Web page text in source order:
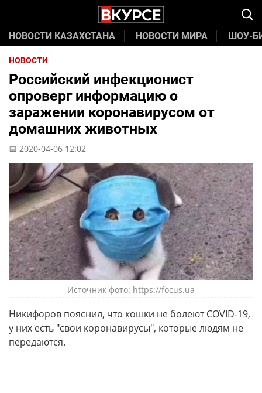
НОВОСТИ КАЗАХСТАНА НОВОСТИ МИРА ШОУ-
НОВОСТИ
Российский инфекционист
опроверг информацию о
заражении коронавирусом от
домашних животных
📅 2020-04-06 12:02
Источник фото: https://focus.ua
Никифоров пояснил, что кошки не болеют COVID-19,
у них есть "свои коронавирусы", которые людям не
передаются.